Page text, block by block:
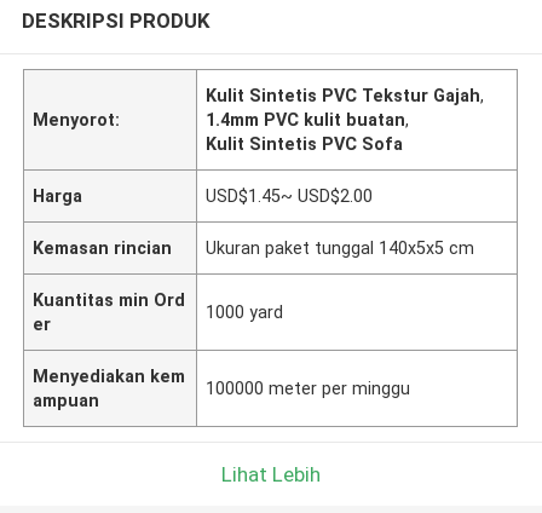
DESKRIPSI PRODUK
Menyorot:
Kulit Sintetis PVC Tekstur Gajah,
1.4mm PVC kulit buatan,
Kulit Sintetis PVC Sofa
Harga USD$1.45~ USD$2.00
Kemasan rincian Ukuran paket tunggal 140x5x5 cm
Kuantitas min Ord
er
1000 yard
Menyediakan kem
ampuan
100000 meter per minggu
Lihat Lebih